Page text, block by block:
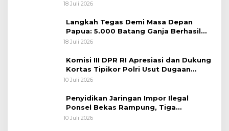
Lintas Negara
18 Juli 2026
Langkah Tegas Demi Masa Depan
Papua: 5.000 Batang Ganja Berhasil
Diungkap Koops TNI Habema
18 Juli 2026
Komisi III DPR RI Apresiasi dan Dukung
Kortas Tipikor Polri Usut Dugaan
Korupsi Batu Bara
10 Juli 2026
Penyidikan Jaringan Impor Ilegal
Ponsel Bekas Rampung, Tiga
Tersangka Sudah P-21 dan Satu Buron
10 Juli 2026